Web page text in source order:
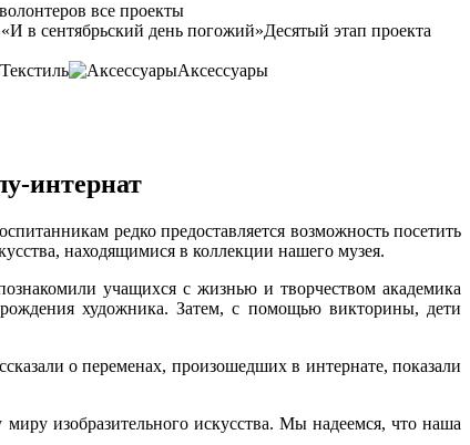
все проекты
«И в сентябрьский день погожий»Десятый этап проекта
Текстиль Аксессуары
интернат
редко предоставляется возможность посетить
находящимися в коллекции нашего музея.
учащихся с жизнью и творчеством академика
художника. Затем, с помощью викторины, дети
о переменах, произошедших в интернате, показали
изобразительного искусства. Мы надеемся, что наша